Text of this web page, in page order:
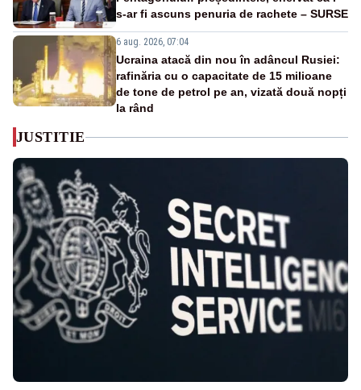
s-ar fi ascuns penuria de rachete – SURSE
6 aug. 2026, 07:04
Ucraina atacă din nou în adâncul Rusiei:
rafinăria cu o capacitate de 15 milioane
de tone de petrol pe an, vizată două nopți
la rând
JUSTITIE